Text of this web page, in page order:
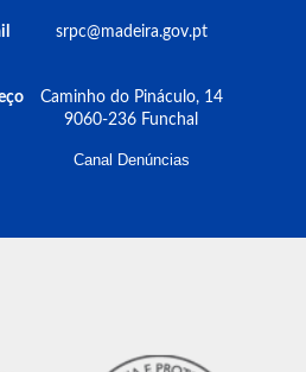
srpc@madeira.gov.pt
Caminho do Pináculo, 14
9060-236 Funchal
Canal Denúncias